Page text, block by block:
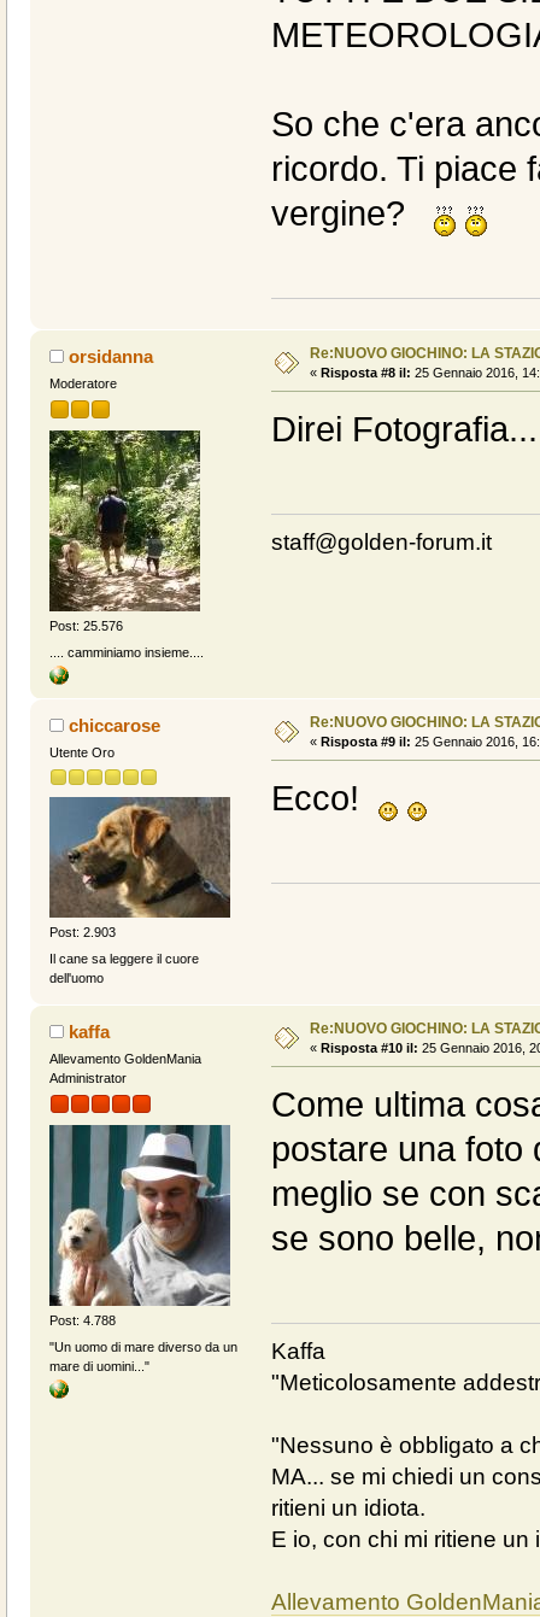
So che c'era
ricordo. Ti piace
vergine?
orsidanna
Moderatore
Post: 25.576
.... camminiamo insieme....
Re:NUOVO GIOCHINO: LA
« Risposta #8 il: 25 Gennaio 2016,
Direi
staff@golden-forum.it
chiccarose
Utente Oro
Post: 2.903
Il cane sa leggere il cuore
dell'uomo
Re:NUOVO GIOCHINO: LA
« Risposta #9 il: 25 Gennaio 2016,
Ecco!
kaffa
Allevamento GoldenMania
Administrator
Post: 4.788
"Un uomo di mare diverso da un
mare di uomini..."
Re:NUOVO GIOCHINO: LA
« Risposta #10 il: 25 Gennaio 2016,
Come ultima
postare una foto
meglio se con
se sono belle,
Kaffa
"Meticolosamente
"Nessuno è obbligato a
MA... se mi chiedi un
ritieni un idiota.
E io, con chi mi ritiene
Allevamento